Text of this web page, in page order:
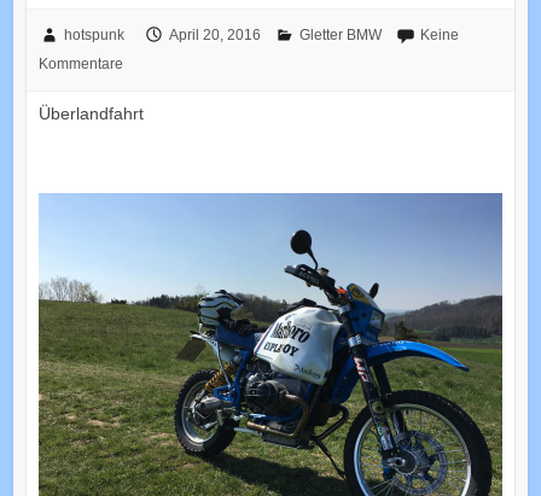
hotspunk April 20, 2016 Gletter BMW
Keine
Kommentare
Überlandfahrt